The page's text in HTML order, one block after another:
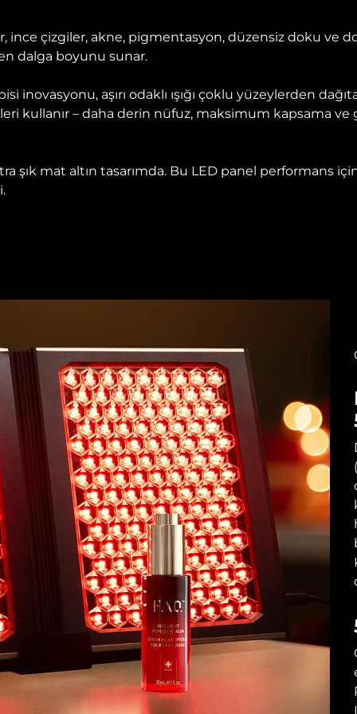
ince çizgiler, akne, pigmentasyon, düzensiz doku ve
dalga boyunu sunar.
inovasyonu, aşırı odaklı ışığı çoklu yüzeylerden
kullanır – daha derin nüfuz, maksimum kapsama ve
şık mat altın tasarımda. Bu LED panel performans